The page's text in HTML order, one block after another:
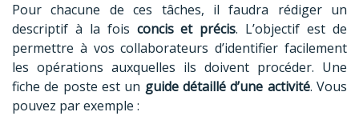
Pour chacune de ces tâches, il faudra rédiger un
descriptif à la fois concis et précis. L’objectif est de
permettre à vos collaborateurs d’identifier facilement
les opérations auxquelles ils doivent procéder. Une
fiche de poste est un guide détaillé d’une activité. Vous
pouvez par exemple :